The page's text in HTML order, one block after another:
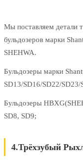
Мы поставляем детали
бульдозеров марки
SHEHWA.
Бульдозеры марки
SD13/SD16/SD22/
Бульдозеры
SD8, SD9;
4.Трёхзубый